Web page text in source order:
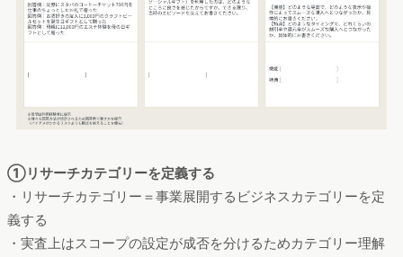
①リサーチカテゴリーを定義する
・リサーチカテゴリー＝事業展開するビジネスカテゴリーを定
義する
・実査上はスコープの設定が成否を分けるためカテゴリー理解